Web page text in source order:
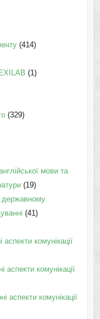
(414)
(1)
(329)
мови та
(19)
державному
(41)
аспекти комунікації
аспекти комунікації
аспекти комунікації